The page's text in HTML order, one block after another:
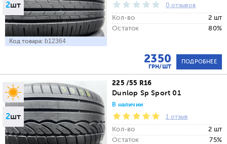
2шт
Код товара: b12364
0 отзывов
Кол-во
2 шт
Остаток
80%
2350
ГРН/ШТ
ПОДРОБНЕЕ
2шт
225 /55 R16
Dunlop Sp Sport 01
В наличии
1 отзыв
Кол-во
2 шт
Остаток
75%